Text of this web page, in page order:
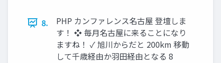
8.
PHP カンファレンス名古屋 登壇しま
す！ ❖ 毎月名古屋に来ることになり
ますね！ ✓ 旭川からだと 200km 移動
して千歳経由か羽田経由となる 8